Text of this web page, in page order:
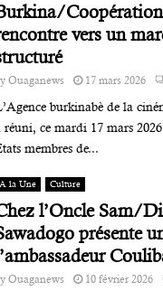
vers un
Ouaganews 17 mars 2026
burkinabè de la
réuni, ce mardi 17 mars
membres de...
A la Une Culture
l’Oncle Sam/
présente
Ouaganews 10 février 2026